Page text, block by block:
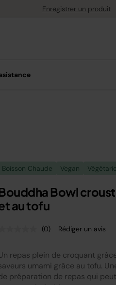
dès 40 € d'achatEnregistrer un produit
Boisson Chaude Vegan
Bowl
au tofu
Aucune
notation.
Lien
sur
la
(0) Rédiger un avis
repas plein de croquant
umami grâce au tofu.
préparation de repas qui